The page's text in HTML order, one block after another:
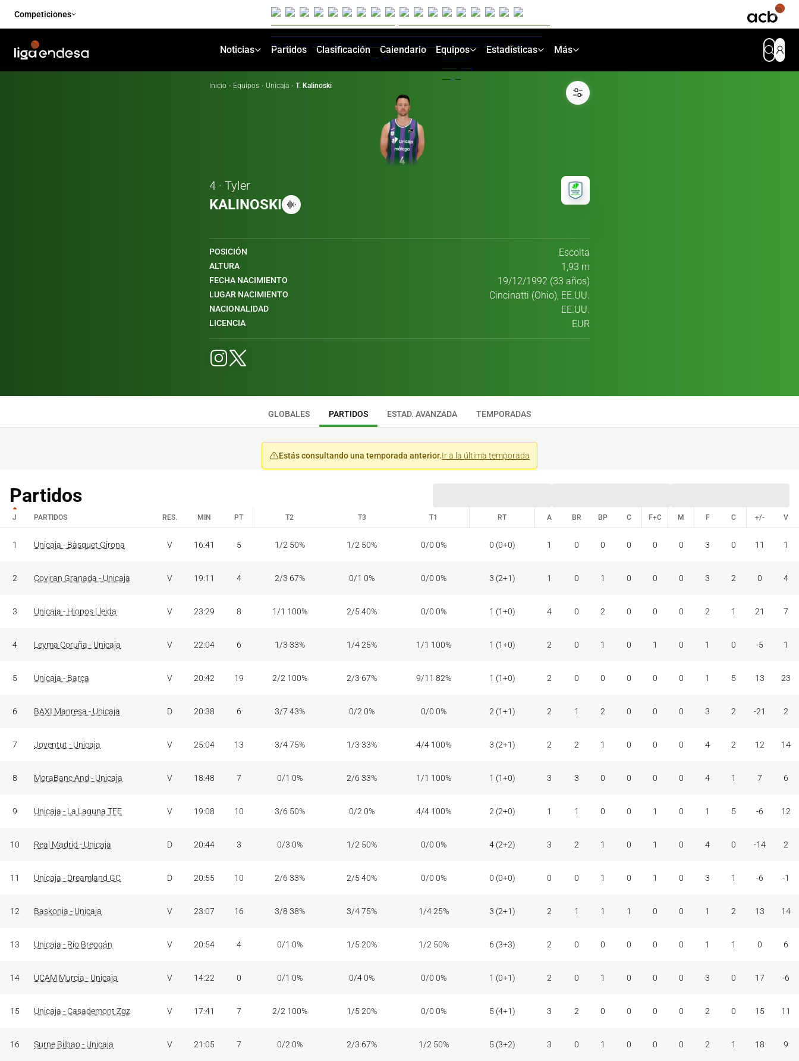
Competiciones
Noticias Partidos Clasificación Calendario Equipos Estadísticas Más
Inicio · Equipos · Unicaja · T. Kalinoski
4 · Tyler
KALINOSKI
POSICIÓN Escolta
ALTURA 1,93 m
FECHA NACIMIENTO 19/12/1992 (33 años)
LUGAR NACIMIENTO Cincinatti (Ohio), EE.UU.
NACIONALIDAD EE.UU.
LICENCIA EUR
GLOBALES PARTIDOS ESTAD. AVANZADA TEMPORADAS
Estás consultando una temporada anterior.Ir a la última temporada
Partidos
J PARTIDOS RES. MIN PT T2 T3 T1 RT A BR BP C F+C M F C +/- V
1 Unicaja - Bàsquet Girona V 16:41 5 1/2 50% 1/2 50% 0/0 0% 0 (0+0) 1 0 0 0 0 0 3 0 11 1
2 Coviran Granada - Unicaja V 19:11 4 2/3 67% 0/1 0% 0/0 0% 3 (2+1) 1 0 1 0 0 0 3 2 0 4
3 Unicaja - Hiopos Lleida V 23:29 8 1/1 100% 2/5 40% 0/0 0% 1 (1+0) 4 0 2 0 0 0 2 1 21 7
4 Leyma Coruña - Unicaja V 22:04 6 1/3 33% 1/4 25% 1/1 100% 1 (1+0) 2 0 1 0 1 0 1 0 -5 1
5 Unicaja - Barça V 20:42 19 2/2 100% 2/3 67% 9/11 82% 1 (1+0) 2 0 0 0 0 0 1 5 13 23
6 BAXI Manresa - Unicaja D 20:38 6 3/7 43% 0/2 0% 0/0 0% 2 (1+1) 2 1 2 0 0 0 3 2 -21 2
7 Joventut - Unicaja V 25:04 13 3/4 75% 1/3 33% 4/4 100% 3 (2+1) 2 2 1 0 0 0 4 2 12 14
8 MoraBanc And - Unicaja V 18:48 7 0/1 0% 2/6 33% 1/1 100% 1 (1+0) 3 3 0 0 0 0 4 1 7 6
9 Unicaja - La Laguna TFE V 19:08 10 3/6 50% 0/2 0% 4/4 100% 2 (2+0) 1 1 0 0 1 0 1 5 -6 12
10 Real Madrid - Unicaja D 20:44 3 0/3 0% 1/2 50% 0/0 0% 4 (2+2) 3 2 1 0 1 0 4 0 -14 2
11 Unicaja - Dreamland GC D 20:55 10 2/6 33% 2/5 40% 0/0 0% 0 (0+0) 0 0 1 0 1 0 3 1 -6 -1
12 Baskonia - Unicaja V 23:07 16 3/8 38% 3/4 75% 1/4 25% 3 (2+1) 2 1 1 1 0 0 1 2 13 14
13 Unicaja - Río Breogán V 20:54 4 0/1 0% 1/5 20% 1/2 50% 6 (3+3) 2 0 0 0 0 0 1 1 0 6
14 UCAM Murcia - Unicaja V 14:22 0 0/1 0% 0/4 0% 0/0 0% 1 (0+1) 2 0 1 0 0 0 3 0 17 -6
15 Unicaja - Casademont Zgz V 17:41 7 2/2 100% 1/5 20% 0/0 0% 5 (4+1) 3 2 0 0 0 0 2 0 15 11
16 Surne Bilbao - Unicaja V 21:05 7 0/2 0% 2/3 67% 1/2 50% 5 (3+2) 3 0 1 0 0 0 2 1 18 9